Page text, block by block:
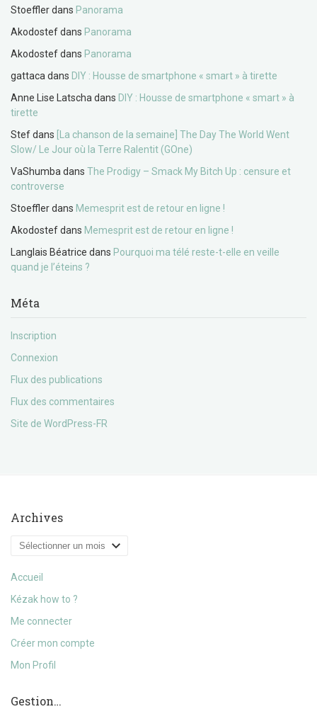
Stoefflerdans Panorama
Akodostefdans Panorama
Akodostefdans Panorama
gattaca dans DIY : Housse de smartphone « smart » à tirette
Anne Lise Latscha dans DIY : Housse de smartphone « smart » à
tirette
Stefdans
[La chanson de la semaine] The Day The World Went
Slow/ Le Jour où la Terre Ralentit (GOne)
VaShumba dans The Prodigy – Smack My Bitch Up : censure et
controverse
Stoefflerdans Memesprit est de retour en ligne !
Akodostefdans Memesprit est de retour en ligne !
Langlais Béatrice dans Pourquoi ma télé reste-t-elle en veille
quand je l’éteins ?
Méta
Inscription
Connexion
Flux des publications
Flux des commentaires
Site de WordPress-FR
Archives
Archives
Accueil
Kézak how to ?
Me connecter
Créer mon compte
Mon Profil
Gestion…